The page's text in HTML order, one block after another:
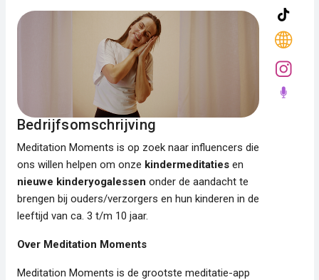
Bedrijfsomschrijving
Meditation Moments is op zoek naar influencers die
ons willen helpen om onze kindermeditatiesen
nieuwe kinderyogalessen onder de aandacht te
brengen bij ouders/verzorgers en hun kinderen in de
leeftijd van ca. 3 t/m 10 jaar.
Over Meditation Moments
Meditation Moments is de grootste meditatie-app